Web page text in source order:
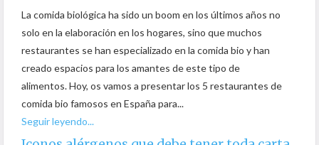
La comida biológica ha sido un boom en los últimos años no
solo en la elaboración en los hogares, sino que muchos
restaurantes se han especializado en la comida bio y han
creado espacios para los amantes de este tipo de
alimentos. Hoy, os vamos a presentar los 5 restaurantes de
comida bio famosos en España para...
Seguir leyendo...